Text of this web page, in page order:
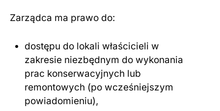
Zarządca ma prawo do:
dostępu do lokali właścicieli w
zakresie niezbędnym do wykonania
prac konserwacyjnych lub
remontowych (po wcześniejszym
powiadomieniu),